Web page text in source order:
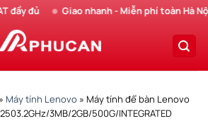
đủ Giao nhanh - Miễn phí toàn Hà Nội
» Máy tính Lenovo » Máy tính để bàn Lenovo
3MB/2GB/500G/INTEGRATED